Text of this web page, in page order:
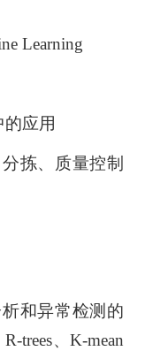
Learning
应用
拣、质量控制
和异常检测的
trees、K-mean